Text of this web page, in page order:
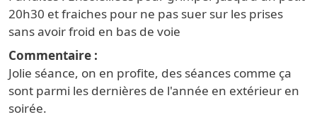
20h30 et fraiches pour ne pas suer sur les prises
sans avoir froid en bas de voie
Commentaire
Jolie séance, on en profite, des séances comme ça
sont parmi les dernières de l'année en extérieur en
soirée.